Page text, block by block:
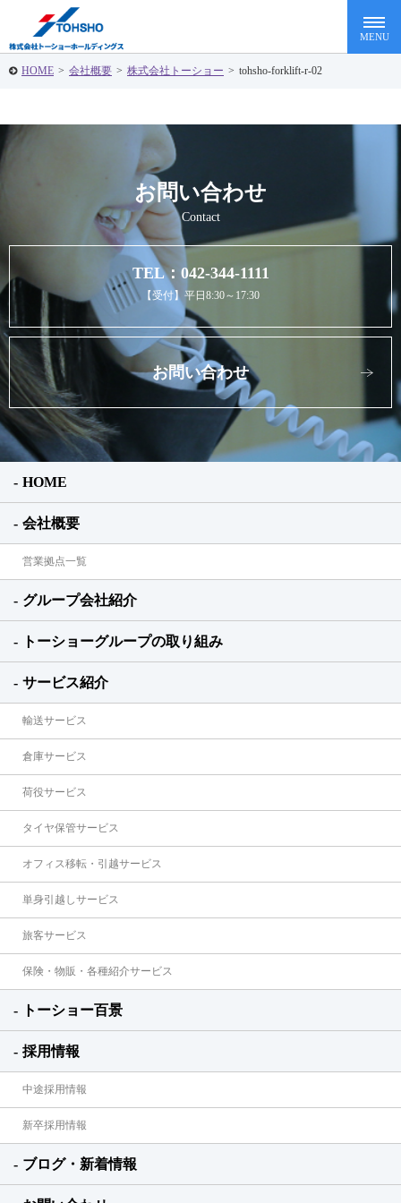
HOME > 会社概要 > 株式会社トーショー > tohsho-forklift-r-02
お問い合わせ
Contact
TEL：042-344-1111
【受付】平日8:30～17:30
お問い合わせ
HOME
会社概要
営業拠点一覧
グループ会社紹介
トーショーグループの取り組み
サービス紹介
輸送サービス
倉庫サービス
荷役サービス
タイヤ保管サービス
オフィス移転・引越サービス
単身引越しサービス
旅客サービス
保険・物販・各種紹介サービス
トーショー百景
採用情報
中途採用情報
新卒採用情報
ブログ・新着情報